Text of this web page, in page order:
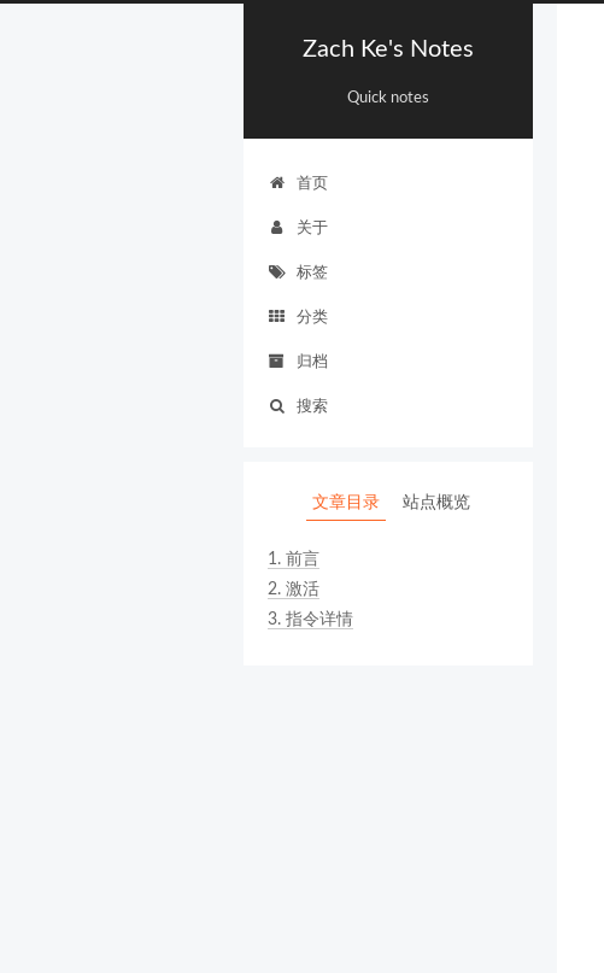
Zach Ke's Notes
Quick notes
首页
关于
标签
分类
归档
搜索
文章目录 站点概览
1. 前言
2. 激活
3. 指令详情